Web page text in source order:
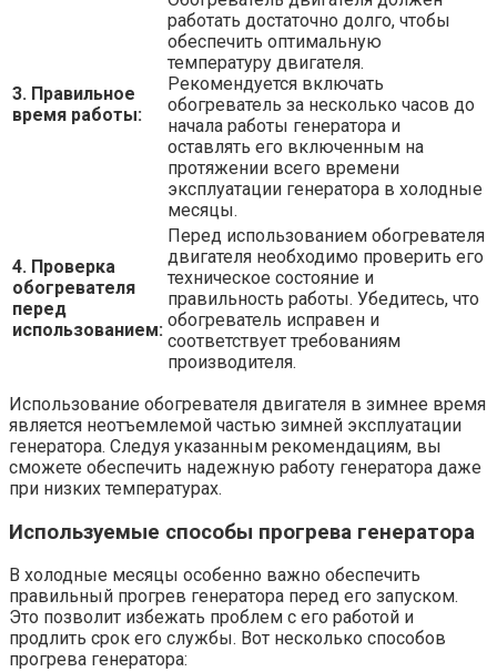
3. Правильное
время работы:
работать достаточно долго, чтобы
обеспечить оптимальную
температуру двигателя.
Рекомендуется включать
обогреватель за несколько часов до
начала работы генератора и
оставлять его включенным на
протяжении всего времени
эксплуатации генератора в холодные
месяцы.
4. Проверка
обогревателя
перед
использованием:
Перед использованием обогревателя
двигателя необходимо проверить его
техническое состояние и
правильность работы. Убедитесь, что
обогреватель исправен и
соответствует требованиям
производителя.
Использование обогревателя двигателя в зимнее время
является неотъемлемой частью зимней эксплуатации
генератора. Следуя указанным рекомендациям, вы
сможете обеспечить надежную работу генератора даже
при низких температурах.
Используемые способы прогрева генератора
В холодные месяцы особенно важно обеспечить
правильный прогрев генератора перед его запуском.
Это позволит избежать проблем с его работой и
продлить срок его службы. Вот несколько способов
прогрева генератора: